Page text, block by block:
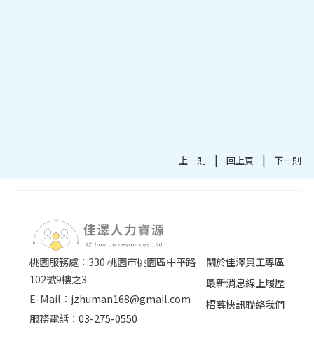
上一則 |回上頁 | 下一則
桃園服務處：330 桃園市桃園區中平路
102號9樓之3
E-Mail： jzhuman168@gmail.com
服務電話： 03-275-0550
關於佳澤
最新消息
招募快訊
員工專區
線上履歷
聯絡我們